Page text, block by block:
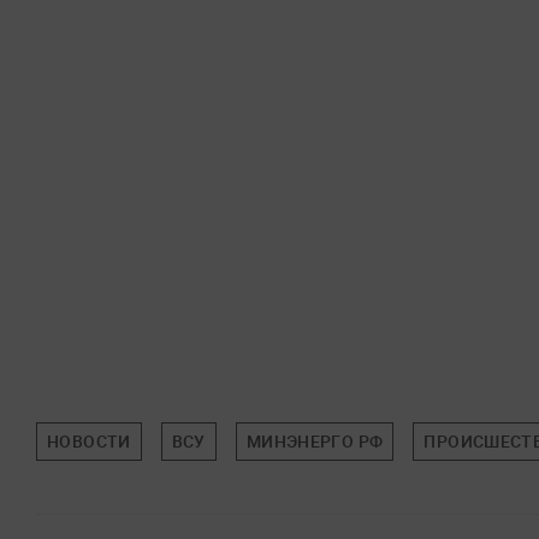
НОВОСТИ ВСУ МИНЭНЕРГО РФ